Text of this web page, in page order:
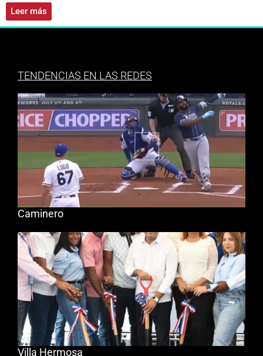
Leer más
TENDENCIAS EN LAS REDES
Caminero
Villa Hermosa